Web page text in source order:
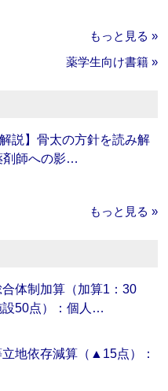
もっと見る »
薬学生向け書籍 »
説】骨太の方針を読み解
剤師への影…
もっと見る »
合体制加算（加算1：30
設50点）：個人…
立地依存減算（▲15点）：